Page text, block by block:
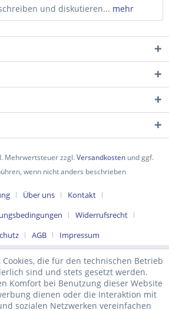
gelesen,
Felder sind Pflichtfelder.
und diskutieren... mehr
Mehrwertsteuer zzgl.Versandkosten und ggf.
wenn nicht anders beschrieben
Über uns
Kontakt
Widerrufsrecht
AGB Impressum
die für den technischen Betrieb
sind und stets gesetzt werden.
Komfort bei Benutzung dieser Website
dienen oder die Interaktion mit
sozialen Netzwerken vereinfachen